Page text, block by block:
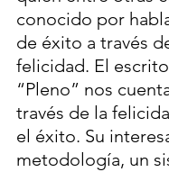
conocido por
de éxito a través
felicidad. El
“Pleno” nos
través de la
el éxito. Su
metodología, un